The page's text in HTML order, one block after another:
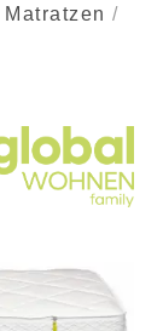
Matratzen